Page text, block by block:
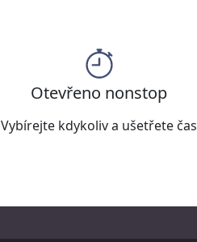
Otevřeno nonstop
Vybírejte kdykoliv a ušetřete čas